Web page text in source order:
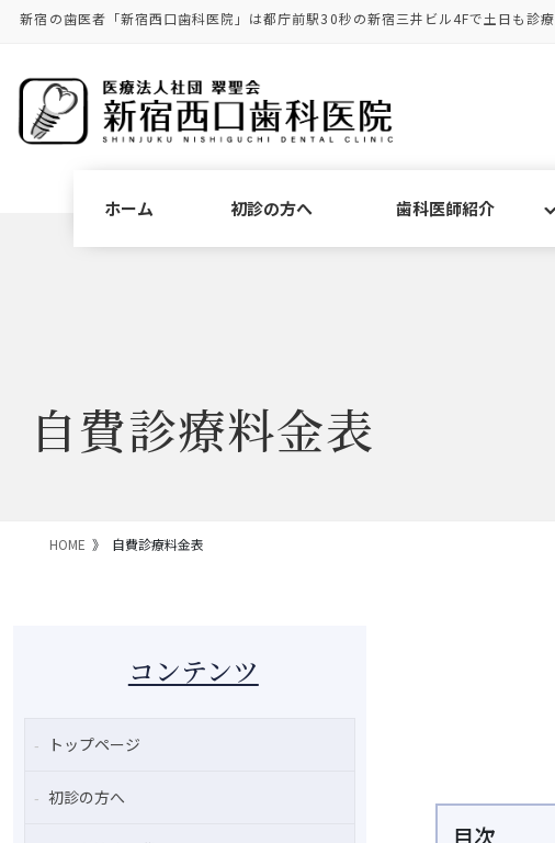
新宿の歯医者「新宿西口歯科医院」は都庁前駅30秒の新宿三井ビル4Fで土日も診
ホーム 初診の方へ 歯科医師紹介
自費診療料金表
HOME 自費診療料金表
コンテンツ
トップページ
初診の方へ